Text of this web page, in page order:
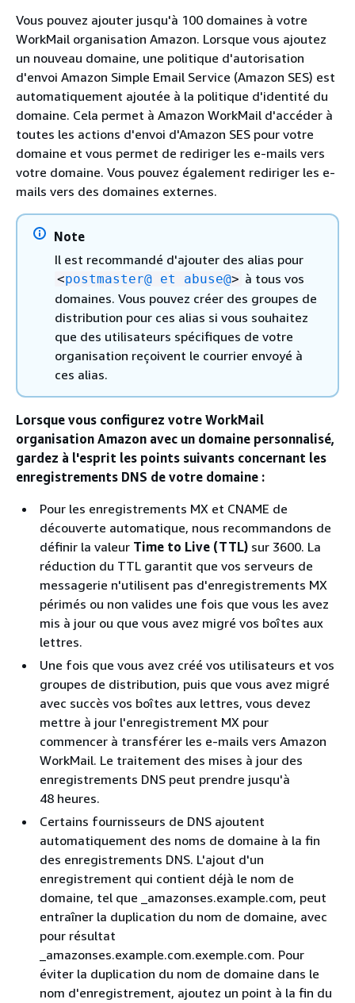
Vous pouvez ajouter jusqu'à 100 domaines à votre
WorkMail organisation Amazon. Lorsque vous ajoutez
un nouveau domaine, une politique d'autorisation
d'envoi Amazon Simple Email Service (Amazon SES) est
automatiquement ajoutée à la politique d'identité du
domaine. Cela permet à Amazon WorkMail d'accéder à
toutes les actions d'envoi d'Amazon SES pour votre
domaine et vous permet de rediriger les e-mails vers
votre domaine. Vous pouvez également rediriger les e-
mails vers des domaines externes.
Note
Il est recommandé d'ajouter des alias pour
<postmaster@ et abuse@> à tous vos
domaines. Vous pouvez créer des groupes de
distribution pour ces alias si vous souhaitez
que des utilisateurs spécifiques de votre
organisation reçoivent le courrier envoyé à
ces alias.
Lorsque vous configurez votre WorkMail
organisation Amazon avec un domaine personnalisé,
gardez à l'esprit les points suivants concernant les
enregistrements DNS de votre domaine :
Pour les enregistrements MX et CNAME de
découverte automatique, nous recommandons de
définir la valeur Time to Live (TTL) sur 3600. La
réduction du TTL garantit que vos serveurs de
messagerie n'utilisent pas d'enregistrements MX
périmés ou non valides une fois que vous les avez
mis à jour ou que vous avez migré vos boîtes aux
lettres.
Une fois que vous avez créé vos utilisateurs et vos
groupes de distribution, puis que vous avez migré
avec succès vos boîtes aux lettres, vous devez
mettre à jour l'enregistrement MX pour
commencer à transférer les e-mails vers Amazon
WorkMail. Le traitement des mises à jour des
enregistrements DNS peut prendre jusqu'à
48 heures.
Certains fournisseurs de DNS ajoutent
automatiquement des noms de domaine à la fin
des enregistrements DNS. L'ajout d'un
enregistrement qui contient déjà le nom de
domaine, tel que _amazonses.example.com, peut
entraîner la duplication du nom de domaine, avec
pour résultat
_amazonses.example.com.exemple.com. Pour
éviter la duplication du nom de domaine dans le
nom d'enregistrement, ajoutez un point à la fin du